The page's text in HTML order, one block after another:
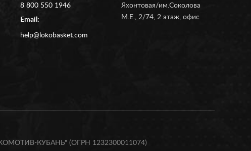
8 800 550 1946
Email:
help@lokobasket.com
Яхонтовая/им.Соколова
М.Е., 2/74, 2 этаж, офис
КУБАНЬ" (ОГРН 1232300011074)